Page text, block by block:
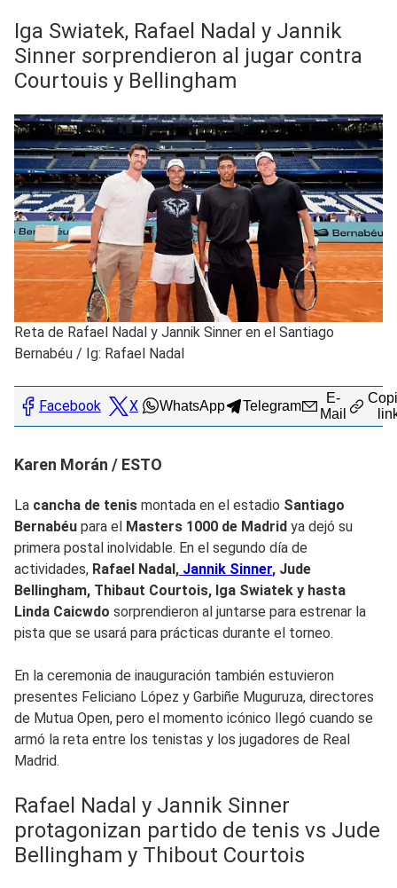
Iga Swiatek, Rafael Nadal y Jannik
Sinner sorprendieron al jugar contra
Courtouis y Bellingham
Reta de Rafael Nadal y Jannik Sinner en el Santiago
Bernabéu / Ig: Rafael Nadal
Facebook X WhatsApp Telegram
E-
Mail
Karen Morán / ESTO
La cancha de tenis montada en el estadio Santiago
Bernabéu para el Masters 1000 de Madrid ya dejó su
primera postal inolvidable. En el segundo día de
actividades, Rafael Nadal, Jannik Sinner, Jude
Bellingham, Thibaut Courtois, Iga Swiatek y hasta
Linda Caicwdo sorprendieron al juntarse para estrenar la
pista que se usará para prácticas durante el torneo.
En la ceremonia de inauguración también estuvieron
presentes Feliciano López y Garbiñe Muguruza, directores
de Mutua Open, pero el momento icónico llegó cuando se
armó la reta entre los tenistas y los jugadores de Real
Madrid.
Rafael Nadal y Jannik Sinner
protagonizan partido de tenis vs Jude
Bellingham y Thibout Courtois